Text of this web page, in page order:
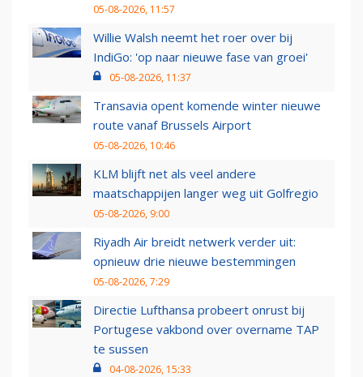
05-08-2026, 11:57
Willie Walsh neemt het roer over bij
IndiGo: 'op naar nieuwe fase van groei'
05-08-2026, 11:37
Transavia opent komende winter nieuwe
route vanaf Brussels Airport
05-08-2026, 10:46
KLM blijft net als veel andere
maatschappijen langer weg uit Golfregio
05-08-2026, 9:00
Riyadh Air breidt netwerk verder uit:
opnieuw drie nieuwe bestemmingen
05-08-2026, 7:29
Directie Lufthansa probeert onrust bij
Portugese vakbond over overname TAP
te sussen
04-08-2026, 15:33